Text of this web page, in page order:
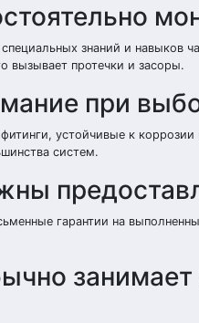
знаний и навыков
вызывает протечки и засоры.
при
устойчивые к
систем.
гарантии на